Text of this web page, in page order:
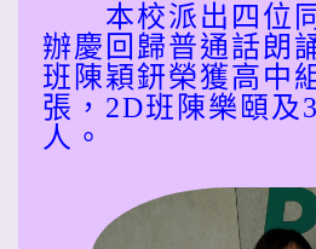
本校派出四位同
辦慶回歸普通話朗
班陳穎鈃榮獲高中
張，2D班陳樂頤及
人。